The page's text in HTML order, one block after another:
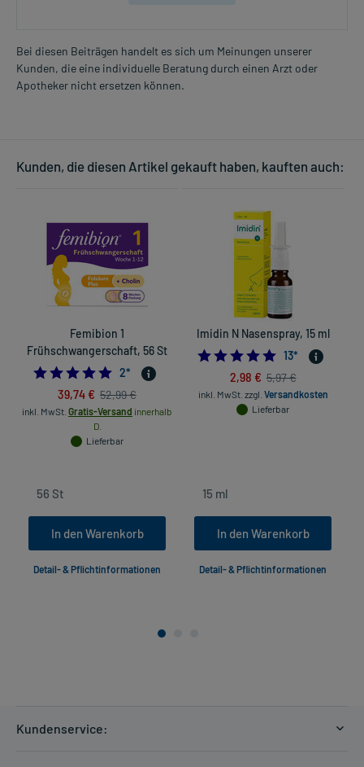
Bei diesen Beiträgen handelt es sich um Meinungen unserer
Kunden, die eine individuelle Beratung durch einen Arzt oder
Apotheker nicht ersetzen können.
Kunden, die diesen Artikel gekauft haben, kauften auch:
Femibion 1
Frühschwangerschaft, 56 St
5.0
2*
39,74 € 52,99 €
inkl. MwSt. Gratis-Versand innerhalb
D.
Lieferbar
In den Warenkorb
Detail- & Pflichtinformationen
Imidin N Nasenspray, 15 ml
5.0
13*
2,98 € 5,97 €
inkl. MwSt. zzgl. Versandkosten
Lieferbar
In den Warenkorb
Detail- & Pflichtinformationen
Kundenservice: